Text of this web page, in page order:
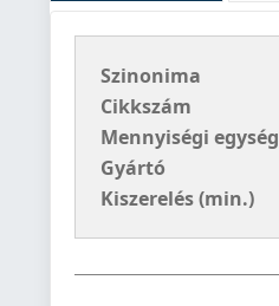
Szinonima
Cikkszám
Mennyiségi egység
Gyártó
Kiszerelés (min.)